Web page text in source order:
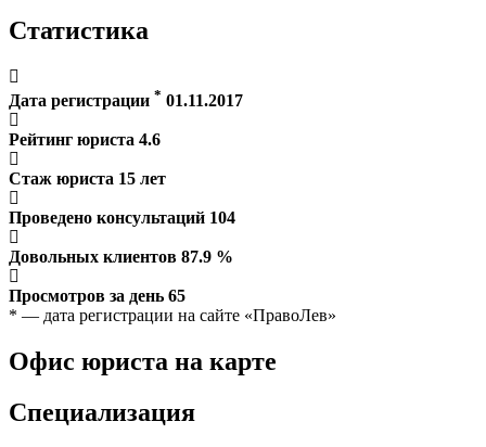
Статистика
Дата регистрации * 01.11.2017
Рейтинг юриста 4.6
Стаж юриста 15 лет
Проведено консультаций 104
Довольных клиентов 87.9 %
Просмотров за день 65
* — дата регистрации на сайте «ПравоЛев»
Офис юриста на карте
Специализация